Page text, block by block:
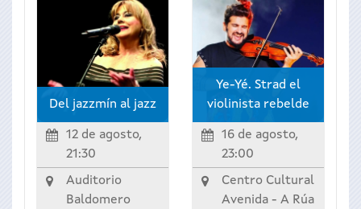
Del jazzmín al jazz
12 de agosto,
21:30
Auditorio
Baldomero
Ye-Yé. Strad el
violinista rebelde
16 de agosto,
23:00
Centro Cultural
Avenida - A Rúa